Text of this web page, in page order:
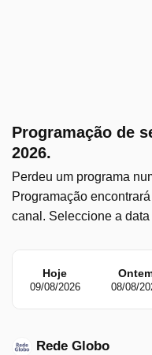
Programação de
2026.
Perdeu um programa
Programação
canal. Seleccione a
Hoje
09/08/2026 08/08/
Rede Globo